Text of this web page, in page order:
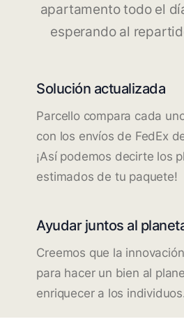
apartamento todo el
esperando al
Solución actualizada
Parcello compara cada
con los envíos de FedEx
¡Así podemos decirte los
estimados de tu paquete!
Ayudar juntos al
Creemos que la
para hacer un bien al
enriquecer a los